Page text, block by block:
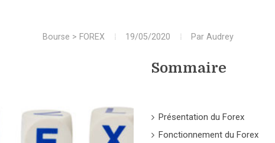
Bourse > FOREX 19/05/2020 Par Audrey
Sommaire
Présentation du Forex
Fonctionnement du Forex